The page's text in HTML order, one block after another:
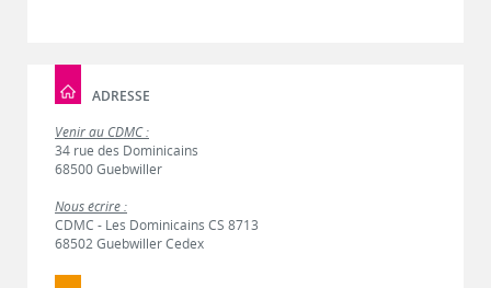
ADRESSE
Venir au CDMC :
34 rue des Dominicains
68500 Guebwiller
Nous écrire :
CDMC - Les Dominicains CS 8713
68502 Guebwiller Cedex